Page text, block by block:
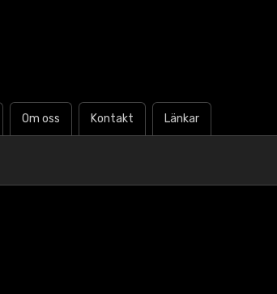
Om oss Kontakt Länkar